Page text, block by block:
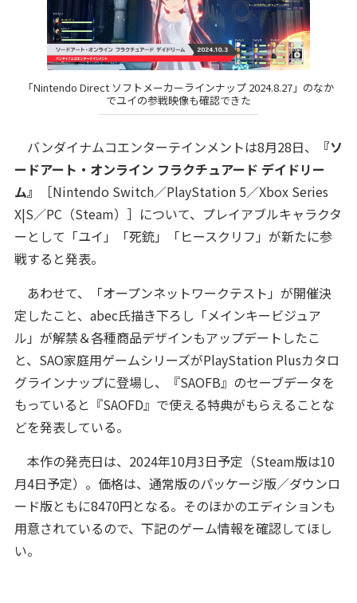
「Nintendo Direct ソフトメーカーラインナップ 2024.8.27」のなか
でユイの参戦映像も確認できた
バンダイナムコエンターテインメントは8月28日、
『ソ
ードアート・オンライン フラクチュアード デイドリー
ム』
［Nintendo Switch／PlayStation 5／Xbox Series
X|S／PC（Steam）］について、プレイアブルキャラクタ
ーとして「ユイ」「死銃」「ヒースクリフ」が新たに参
戦すると発表。
あわせて、「オープンネットワークテスト」が開催決
定したこと、abec氏描き下ろし「メインキービジュア
ル」が解禁＆各種商品デザインもアップデートしたこ
と、SAO家庭用ゲームシリーズがPlayStation Plusカタロ
グラインナップに登場し、『SAOFB』のセーブデータを
もっていると『SAOFD』で使える特典がもらえることな
どを発表している。
本作の発売日は、2024年10月3日予定（Steam版は10
月4日予定）。価格は、通常版のパッケージ版／ダウンロ
ード版ともに8470円となる。そのほかのエディションも
用意されているので、下記のゲーム情報を確認してほし
い。